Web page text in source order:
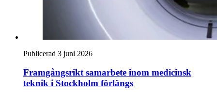
Publicerad 3 juni 2026
Framgångsrikt samarbete inom medicinsk
teknik i Stockholm förlängs